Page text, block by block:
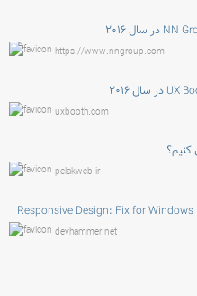
https://www.nngroup.com
uxbooth.com
pelakweb.ir
Responsive Design: Fix for
devhammer.net